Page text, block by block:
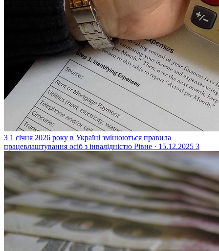
З 1 січня 2026 року в Україні змінюються правила
працевлаштування осіб з інвалідністю Рівне · 15.12.2025 3